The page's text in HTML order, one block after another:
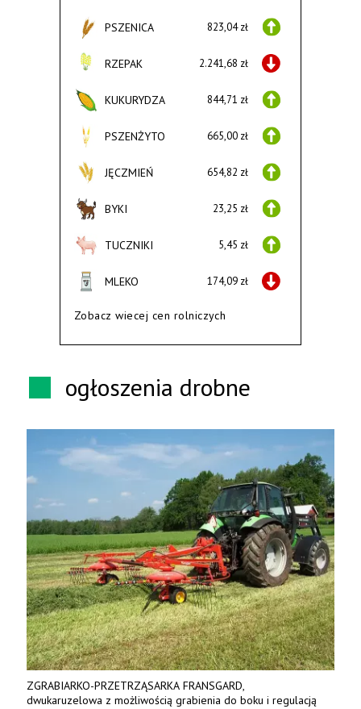
PSZENICA 823,04 zł
RZEPAK 2.241,68 zł
KUKURYDZA 844,71 zł
PSZENŻYTO 665,00 zł
JĘCZMIEŃ 654,82 zł
BYKI 23,25 zł
TUCZNIKI 5,45 zł
MLEKO 174,09 zł
Zobacz wiecej cen rolniczych
ogłoszenia drobne
ZGRABIARKO-PRZETRZĄSARKA FRANSGARD,
dwukaruzelowa z możliwością grabienia do boku i regulacją